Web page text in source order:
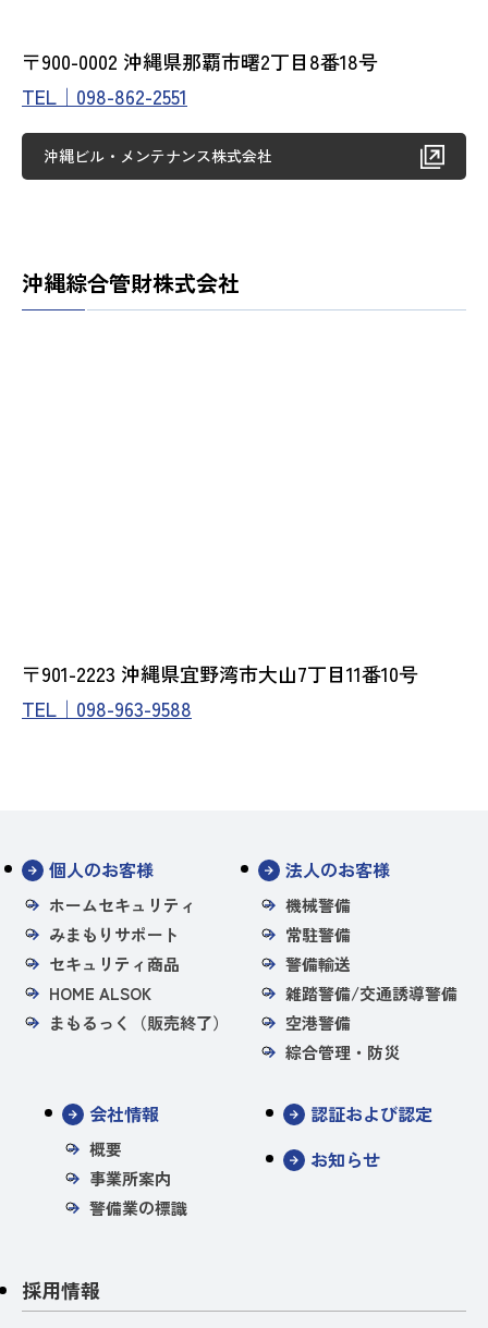
〒900-0002 沖縄県那覇市曙2丁目8番18号
TEL｜098-862-2551
沖縄ビル・メンテナンス株式会社
沖縄綜合管財株式会社
〒901-2223 沖縄県宜野湾市大山7丁目11番10号
TEL｜098-963-9588
個人のお客様
ホームセキュリティ
みまもりサポート
セキュリティ商品
HOME ALSOK
まもるっく（販売終了）
法人のお客様
機械警備
常駐警備
警備輸送
雑踏警備/交通誘導警備
空港警備
綜合管理・防災
会社情報
概要
事業所案内
警備業の標識
認証および認定
お知らせ
採用情報